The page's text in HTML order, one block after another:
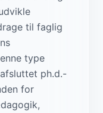
til faglig
type
ph.d.-
for